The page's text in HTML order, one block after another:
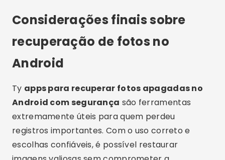
Considerações finais sobre
recuperação de fotos no
Android
Ty apps para recuperar fotos apagadas no
Android com segurança são ferramentas
extremamente úteis para quem perdeu
registros importantes. Com o uso correto e
escolhas confiáveis, é possível restaurar